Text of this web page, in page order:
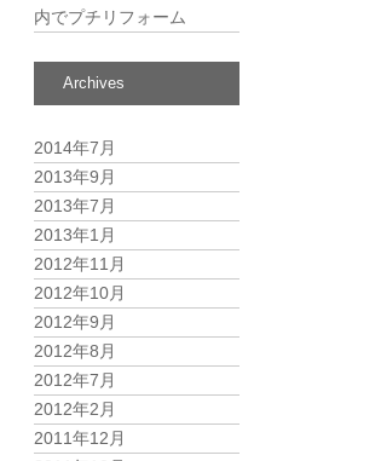
内でプチリフォーム
Archives
2014年7月
2013年9月
2013年7月
2013年1月
2012年11月
2012年10月
2012年9月
2012年8月
2012年7月
2012年2月
2011年12月